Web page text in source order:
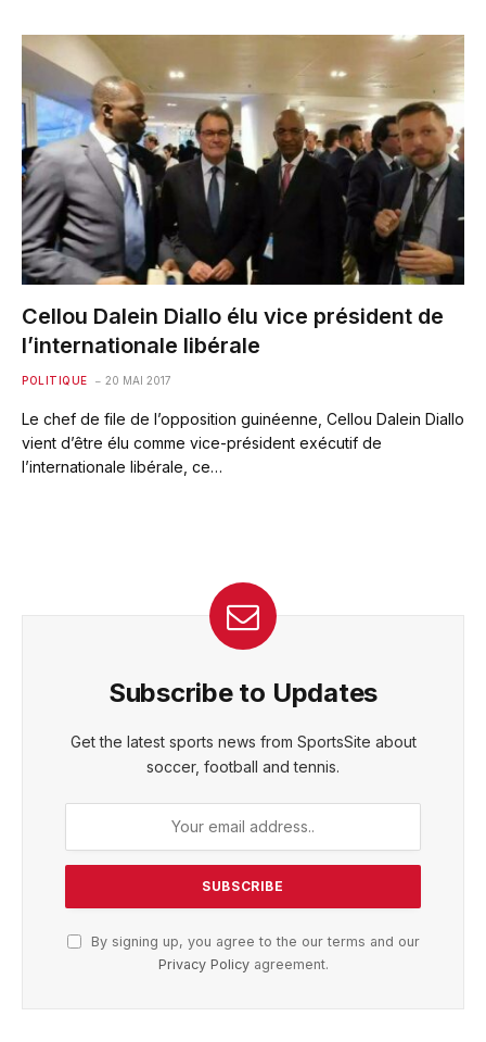
Cellou Dalein Diallo élu vice président de
l’internationale libérale
POLITIQUE 20 MAI 2017
Le chef de file de l’opposition guinéenne, Cellou Dalein Diallo
vient d’être élu comme vice-président exécutif de
l’internationale libérale, ce…
Subscribe to Updates
Get the latest sports news from SportsSite about
soccer, football and tennis.
By signing up, you agree to the our terms and our
Privacy Policyagreement.